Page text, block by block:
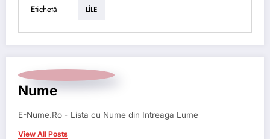
Etichetă LÍLE
Nume
E-Nume.Ro - Lista cu Nume din Intreaga Lume
View All Posts